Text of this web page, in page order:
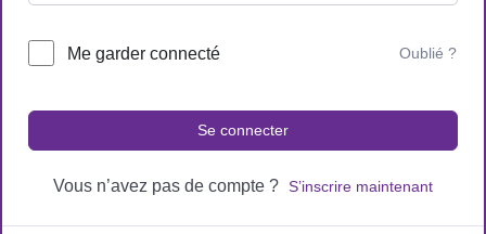
Me garder connecté Oublié ?
Se connecter
Vous n’avez pas de compte ? S’inscrire maintenant